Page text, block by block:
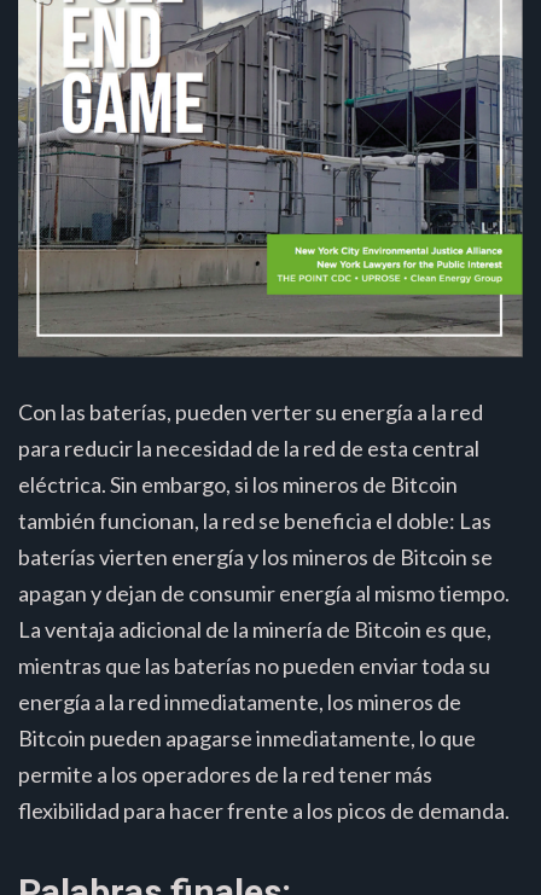
Con las baterías, pueden verter su energía a la red
para reducir la necesidad de la red de esta central
eléctrica. Sin embargo, si los mineros de Bitcoin
también funcionan, la red se beneficia el doble: Las
baterías vierten energía y los mineros de Bitcoin se
apagan y dejan de consumir energía al mismo tiempo.
La ventaja adicional de la minería de Bitcoin es que,
mientras que las baterías no pueden enviar toda su
energía a la red inmediatamente, los mineros de
Bitcoin pueden apagarse inmediatamente, lo que
permite a los operadores de la red tener más
flexibilidad para hacer frente a los picos de demanda.